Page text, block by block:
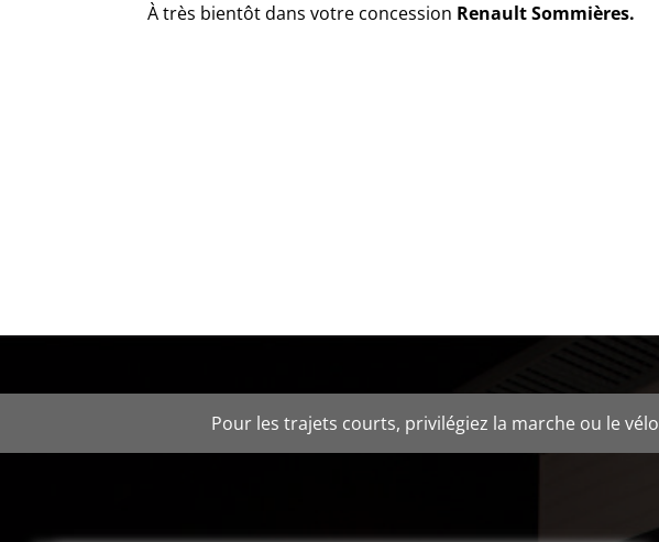
À très bientôt dans votre concession Renault Sommières.
Pour les trajets courts, privilégiez la marche ou le vélo